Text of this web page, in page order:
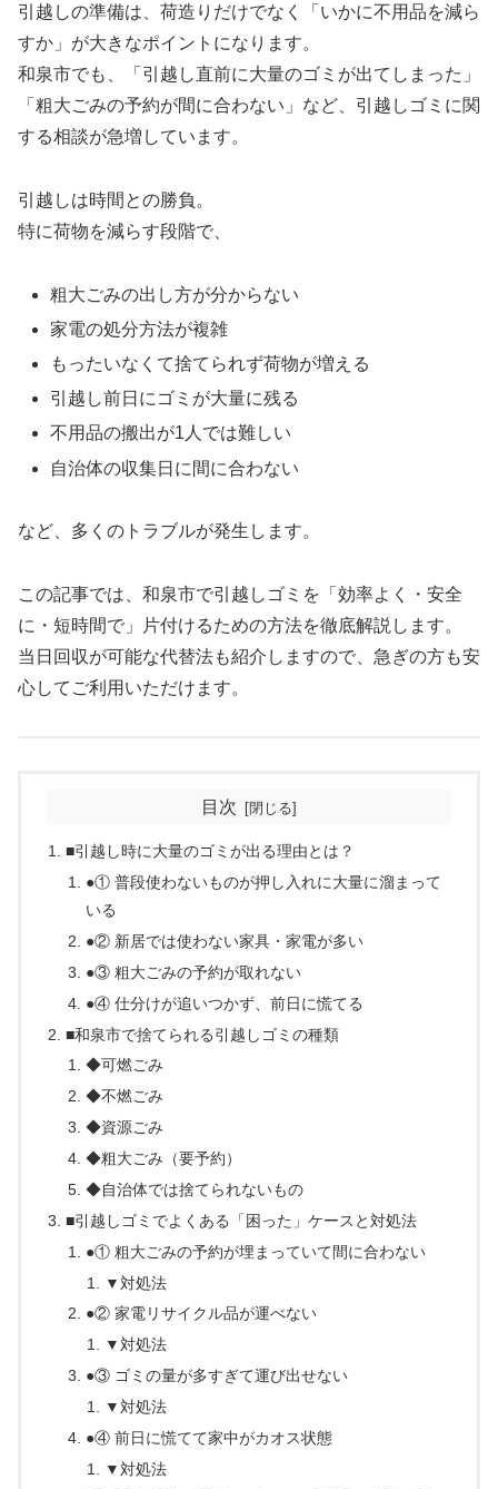
引越しの準備は、荷造りだけでなく「いかに不用品を減ら
すか」が大きなポイントになります。
和泉市でも、「引越し直前に大量のゴミが出てしまった」
「粗大ごみの予約が間に合わない」など、引越しゴミに関
する相談が急増しています。
引越しは時間との勝負。
特に荷物を減らす段階で、
粗大ごみの出し方が分からない
家電の処分方法が複雑
もったいなくて捨てられず荷物が増える
引越し前日にゴミが大量に残る
不用品の搬出が1人では難しい
自治体の収集日に間に合わない
など、多くのトラブルが発生します。
この記事では、和泉市で引越しゴミを「効率よく・安全
に・短時間で」片付けるための方法を徹底解説します。
当日回収が可能な代替法も紹介しますので、急ぎの方も安
心してご利用いただけます。
目次
■引越し時に大量のゴミが出る理由とは？
●① 普段使わないものが押し入れに大量に溜まって
いる
●② 新居では使わない家具・家電が多い
●③ 粗大ごみの予約が取れない
●④ 仕分けが追いつかず、前日に慌てる
■和泉市で捨てられる引越しゴミの種類
◆可燃ごみ
◆不燃ごみ
◆資源ごみ
◆粗大ごみ（要予約）
◆自治体では捨てられないもの
■引越しゴミでよくある「困った」ケースと対処法
●① 粗大ごみの予約が埋まっていて間に合わない
▼対処法
●② 家電リサイクル品が運べない
▼対処法
●③ ゴミの量が多すぎて運び出せない
▼対処法
●④ 前日に慌てて家中がカオス状態
▼対処法